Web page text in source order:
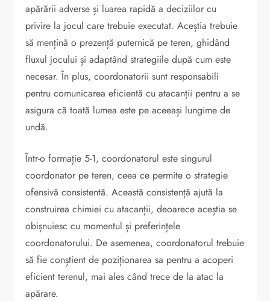
apărării adverse și luarea rapidă a deciziilor cu
privire la jocul care trebuie executat. Aceștia trebuie
să mențină o prezență puternică pe teren, ghidând
fluxul jocului și adaptând strategiile după cum este
necesar. În plus, coordonatorii sunt responsabili
pentru comunicarea eficientă cu atacanții pentru a se
asigura că toată lumea este pe aceeași lungime de
undă.
Într-o formație 5-1, coordonatorul este singurul
coordonator pe teren, ceea ce permite o strategie
ofensivă consistentă. Această consistență ajută la
construirea chimiei cu atacanții, deoarece aceștia se
obișnuiesc cu momentul și preferințele
coordonatorului. De asemenea, coordonatorul trebuie
să fie conștient de poziționarea sa pentru a acoperi
eficient terenul, mai ales când trece de la atac la
apărare.